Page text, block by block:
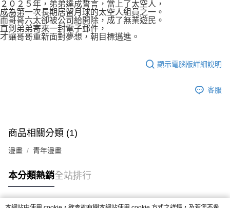
３．未成年的使用者請事先徵得法定代理人或監護人之同意方可使用
「AFTEE先享後付」，若未經同意申辦者引起之損失，本公司不負相關責
任。
４．使用「AFTEE先享後付」時，將依據個別帳號之用戶狀況，依本公司即
時審查核予不同之上限額度；若仍有額度不足之情形，本公司將視審查結果
５．嚴禁一人註冊多個帳號或使用他人資訊註冊。若發現惡意使用之情形，
恩沛科技股份有限公司將有權停止該用戶之使用額度並採取法律行動。
宅配
每筆NT$100，滿NT$800(含以上)免運費
２０２５年，弟弟達成誓言，當上了太空人，
成為第一次長期居留月球的太空人組員之一。
而哥哥六太卻被公司給開除，成了無業遊民。
直到弟弟寄來一封電子郵件，
才讓哥哥重新面對夢想，朝目標邁進。
顯示電腦版詳細說明
客服
商品相關分類 (1)
漫畫 青年漫畫
本分類熱銷全站排行